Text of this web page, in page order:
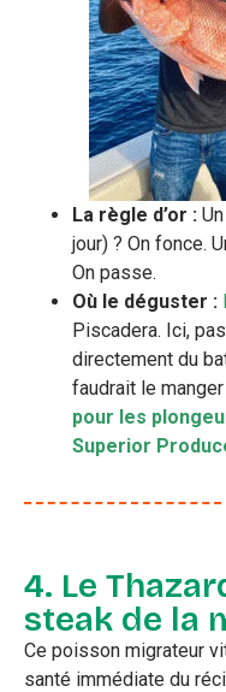
La règle d’or :
jour) ? On fonce.
On passe.
Où le déguster :
Piscadera. Ici,
directement du
faudrait le
pour les
Superior
4. Le
steak de la
Ce poisson migrateur
santé immédiate du